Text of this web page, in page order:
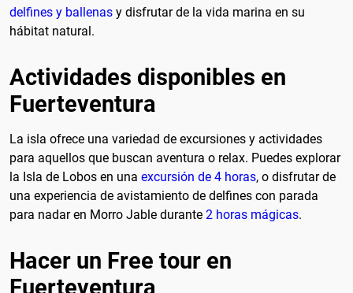
delfines y ballenas y disfrutar de la vida marina en su
hábitat natural.
Actividades disponibles en
Fuerteventura
La isla ofrece una variedad de excursiones y actividades
para aquellos que buscan aventura o relax. Puedes explorar
la Isla de Lobos en una excursión de 4 horas, o disfrutar de
una experiencia de avistamiento de delfines con parada
para nadar en Morro Jable durante 2 horas mágicas.
Hacer un Free tour en
Fuerteventura